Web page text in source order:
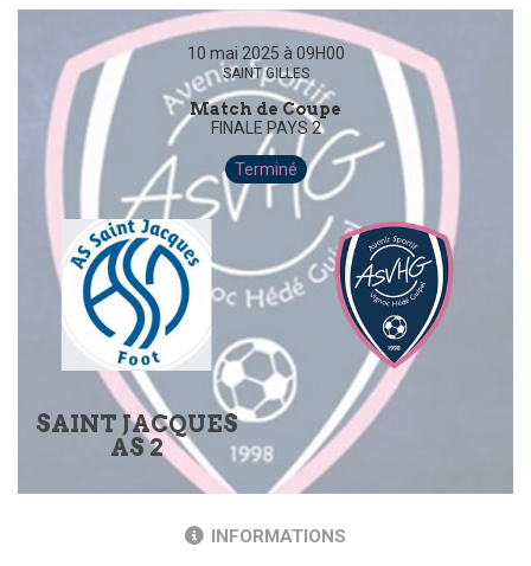
10 mai 2025 à 09H00
SAINT GILLES
Match de Coupe
FINALE PAYS 2
Terminé
SAINT JACQUES
AS 2
INFORMATIONS